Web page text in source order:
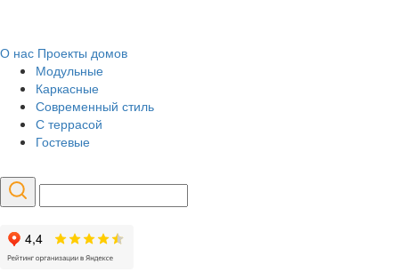
О нас Проекты домов
Модульные
Каркасные
Современный стиль
С террасой
Гостевые